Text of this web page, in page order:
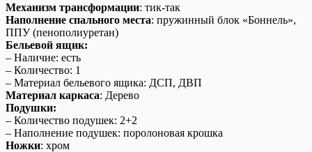
Механизм трансформации: тик-так
Наполнение спального места: пружинный блок «Боннель»,
ППУ (пенополиуретан)
Бельевой ящик:
– Наличие: есть
– Количество: 1
– Материал бельевого ящика: ДСП, ДВП
Материал каркаса: Дерево
Подушки:
– Количество подушек: 2+2
– Наполнение подушек: поролоновая крошка
Ножки: хром